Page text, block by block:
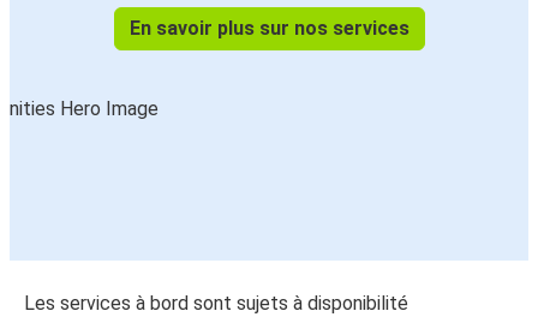
En savoir plus sur nos services
Les services à bord sont sujets à disponibilité